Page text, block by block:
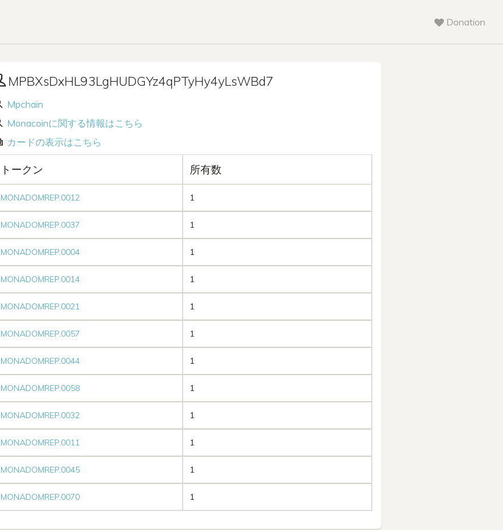
Donation
MPBXsDxHL93LgHUDGYz4qPTyHy4yLsWBd7
Mpchain
Monacoinに関する情報はこちら
カードの表示はこちら
トークン 所有数
MONADOMREP.0012 1
MONADOMREP.0037 1
MONADOMREP.0004 1
MONADOMREP.0014 1
MONADOMREP.0021 1
MONADOMREP.0057 1
MONADOMREP.0044 1
MONADOMREP.0058 1
MONADOMREP.0032 1
MONADOMREP.0011 1
MONADOMREP.0045 1
MONADOMREP.0070 1